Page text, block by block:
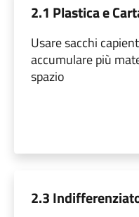
2.1 Plastica e
Usare sacchi
accumulare più
spazio
2.3